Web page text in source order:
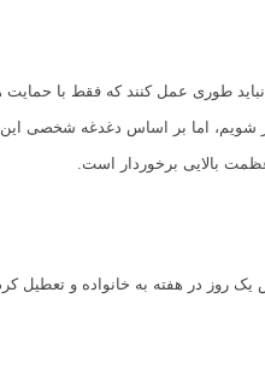
طوری عمل کنند که فقط با حمایت
شویم، اما بر اساس دغدغه شخصی این
بالایی برخوردار است.
در هفته به خانواده و تعطیل